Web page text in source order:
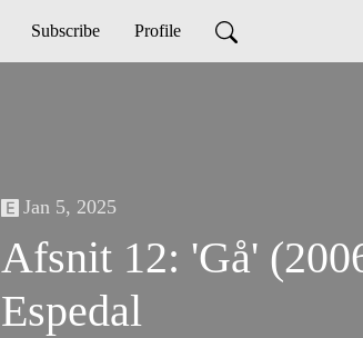
Subscribe Profile
Jan 5, 2025
Afsnit 12: 'Gå'
Espedal